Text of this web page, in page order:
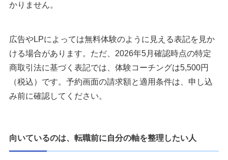
かりません。
広告やLPによっては無料体験のように見える表記を見か
ける場合があります。ただ、2026年5月確認時点の特定
商取引法に基づく表記では、体験コーチングは5,500円
（税込）です。予約画面の請求額と適用条件は、申し込
み前に確認してください。
向いているのは、転職前に自分の軸を整理したい人